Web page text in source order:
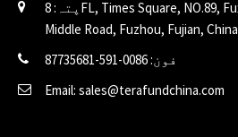
پتہ: 8FL, Times Square, NO.89, Fuxin
Middle Road, Fuzhou, Fujian, China
فون: 0086-591-87735681
Email: sales@terafundchina.com